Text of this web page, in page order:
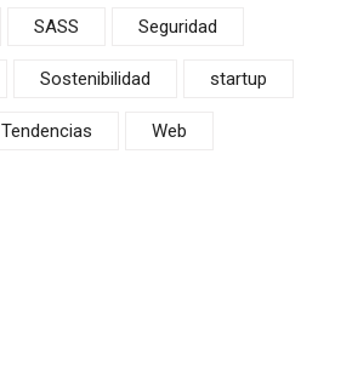
SASS Seguridad
Sostenibilidad startup
Tendencias Web